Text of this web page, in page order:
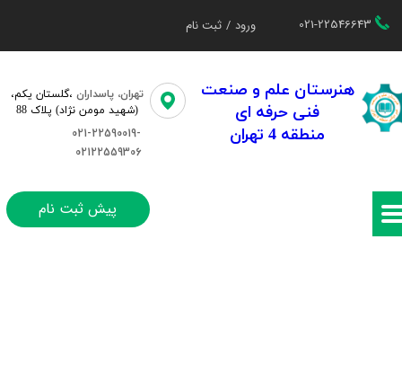
021-22546643 ورود / ثبت نام
تغییر گذر واژه
سفارشات
هنرستان علم و صنعت
فنی حرفه ای
منطقه 4 تهران
تهران، پاسداران ،گلستان یکم،​​
(شهید مومن نژاد) پلاک 88
021-22590019-
02122559306
پیش ثبت نام